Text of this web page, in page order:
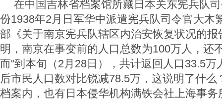
在中国吉林省档案馆所藏日本关东宪兵队
份1938年2月日军华中派遣宪兵队司令官大木
部《关于南京宪兵队辖区内治安恢复状况的
明，南京在事变前的人口总数为100万人，还
而“到本旬（2月28日），共计返回人口33.5万
后市民人口数对比锐减78.5万，这说明了什么
档案内，也有日本侵华机构满铁会社上海事务